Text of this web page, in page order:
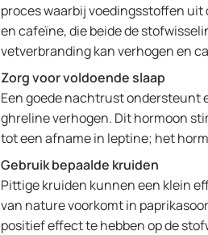
proces waarbij voedingsstoffen
en cafeïne, die beide de
vetverbranding kan verhogen en
Zorg voor voldoende slaap
Een goede nachtrust ondersteunt
ghreline verhogen. Dit hormoon
tot een afname in leptine; het
Gebruik bepaalde kruiden
Pittige kruiden kunnen een klein
van nature voorkomt in
positief effect te hebben op de